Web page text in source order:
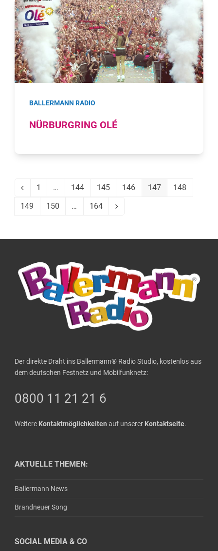
BALLERMANN RADIO
NÜRBURGRING OLÉ
Vorheriger
Seite
1 … Seite
144 Seite
145 Seite
146 Seite
147 Seite
148
Seite
149 Seite
150 … Seite
164 Vorwärts
Der direkte Draht ins Ballermann® Radio Studio, kostenlos aus
dem deutschen Festnetz und Mobilfunknetz:
0800 11 21 21 6
Weitere Kontaktmöglichkeiten auf unserer Kontaktseite.
AKTUELLE THEMEN:
Ballermann News
Brandneuer Song
SOCIAL MEDIA & CO